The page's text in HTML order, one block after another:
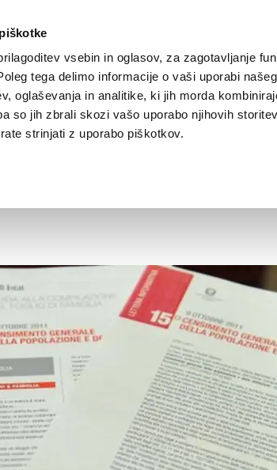
vsebin in oglasov, za zagotavljanje
tega delimo informacije o vaši uporabi
oglaševanja in analitike, ki jih morda
so jih zbrali skozi vašo uporabo njihovih
strinjati z uporabo piškotkov.
NOVICE TRŽAŠKA GORIŠKA KULTURA
v